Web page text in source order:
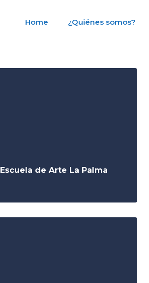
Home ¿Quiénes somos?
Escuela de Arte La Palma